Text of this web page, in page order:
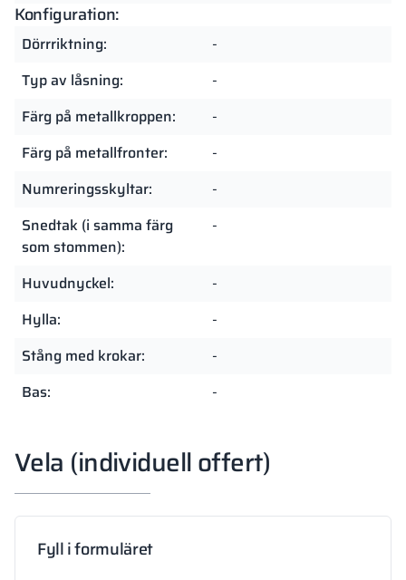
Konfiguration:
Dörrriktning:
-
Typ av låsning:
-
Färg på metallkroppen:
-
Färg på metallfronter:
-
Numreringsskyltar:
-
Snedtak (i samma färg
som stommen):
-
Huvudnyckel:
-
Hylla:
-
Stång med krokar:
-
Bas:
-
Vela (individuell offert)
Fyll i formuläret